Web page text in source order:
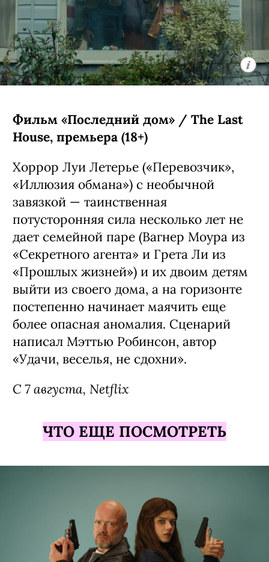
Фильм «Последний дом» / The Last
House, премьера (18+)
Хоррор Луи Летерье («Перевозчик»,
«Иллюзия обмана») с необычной
завязкой — таинственная
потусторонняя сила несколько лет не
дает семейной паре (Вагнер Моура из
«Секретного агента» и Грета Ли из
«Прошлых жизней») и их двоим детям
выйти из своего дома, а на горизонте
постепенно начинает маячить еще
более опасная аномалия. Сценарий
написал Мэттью Робинсон, автор
«Удачи, веселья, не сдохни».
С 7 августа, Netflix
ЧТО ЕЩЕ ПОСМОТРЕТЬ